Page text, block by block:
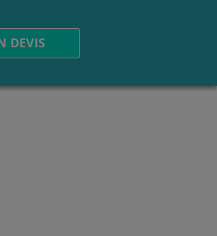
DEVIS